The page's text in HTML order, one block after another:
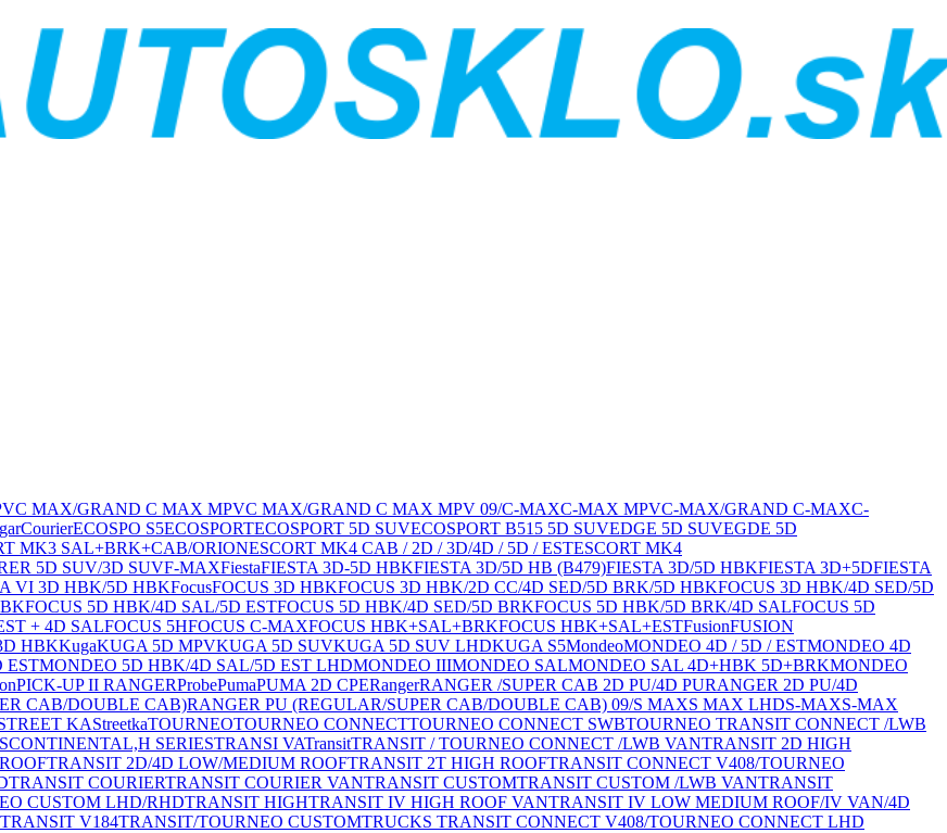
C MAX/GRAND C MAX MPVC MAX/GRAND C MAX MPV 09/C-MAXC-MAX MPVC-MAX/GRAND C-MAXC-
CourierECOSPO S5ECOSPORTECOSPORT 5D SUVECOSPORT B515 5D SUVEDGE 5D SUVEGDE 5D
MK3 SAL+BRK+CAB/ORIONESCORT MK4 CAB / 2D / 3D/4D / 5D / ESTESCORT MK4
5D SUV/3D SUVF-MAXFiestaFIESTA 3D-5D HBKFIESTA 3D/5D HB (B479)FIESTA 3D/5D HBKFIESTA 3D+5DFIESTA
VI 3D HBK/5D HBKFocusFOCUS 3D HBKFOCUS 3D HBK/2D CC/4D SED/5D BRK/5D HBKFOCUS 3D HBK/4D SED/5D
FOCUS 5D HBK/4D SAL/5D ESTFOCUS 5D HBK/4D SED/5D BRKFOCUS 5D HBK/5D BRK/4D SALFOCUS 5D
+ 4D SALFOCUS 5HFOCUS C-MAXFOCUS HBK+SAL+BRKFOCUS HBK+SAL+ESTFusionFUSION
HBKKugaKUGA 5D MPVKUGA 5D SUVKUGA 5D SUV LHDKUGA S5MondeoMONDEO 4D / 5D / ESTMONDEO 4D
ESTMONDEO 5D HBK/4D SAL/5D EST LHDMONDEO IIIMONDEO SALMONDEO SAL 4D+HBK 5D+BRKMONDEO
PICK-UP II RANGERProbePumaPUMA 2D CPERangerRANGER /SUPER CAB 2D PU/4D PURANGER 2D PU/4D
CAB/DOUBLE CAB)RANGER PU (REGULAR/SUPER CAB/DOUBLE CAB) 09/S MAXS MAX LHDS-MAXS-MAX
KAStreetkaTOURNEOTOURNEO CONNECTTOURNEO CONNECT SWBTOURNEO TRANSIT CONNECT /LWB
SERIESTRANSI VATransitTRANSIT / TOURNEO CONNECT /LWB VANTRANSIT 2D HIGH
TRANSIT 2D/4D LOW/MEDIUM ROOFTRANSIT 2T HIGH ROOFTRANSIT CONNECT V408/TOURNEO
TRANSIT COURIERTRANSIT COURIER VANTRANSIT CUSTOMTRANSIT CUSTOM /LWB VANTRANSIT
CUSTOM LHD/RHDTRANSIT HIGHTRANSIT IV HIGH ROOF VANTRANSIT IV LOW MEDIUM ROOF/IV VAN/4D
TRANSIT V184TRANSIT/TOURNEO CUSTOMTRUCKS TRANSIT CONNECT V408/TOURNEO CONNECT LHD